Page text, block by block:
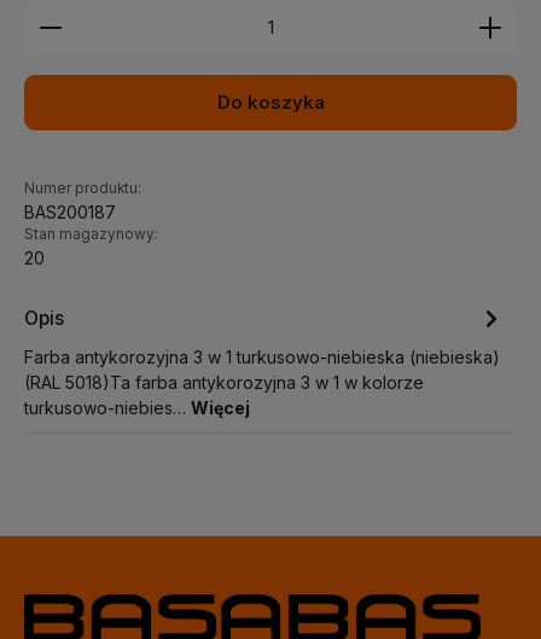
Ilość produktu: Wprowadź żądaną ilość lub użyj
Do koszyka
Numer produktu:
BAS200187
Stan magazynowy:
20
Opis
Farba antykorozyjna 3 w 1 turkusowo-niebieska (niebieska)
(RAL 5018)Ta farba antykorozyjna 3 w 1 w kolorze
turkusowo-niebies… Więcej